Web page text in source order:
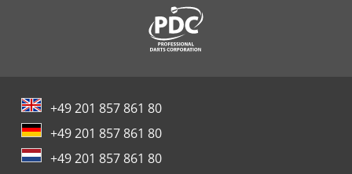
+49 201 857 861 80
+49 201 857 861 80
+49 201 857 861 80